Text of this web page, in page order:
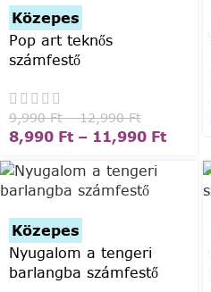
Közepes
Pop art teknős
számfestő
9,990Ft – 12,990Ft
8,990 Ft – 11,990 Ft
Közepes
Nyugalom a tengeri
barlangba számfestő